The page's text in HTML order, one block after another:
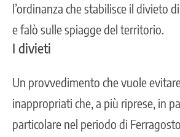
l’ordinanza che stabilisce il divieto
e falò sulle spiagge del territorio.
I divieti
Un provvedimento che vuole
inappropriati che, a più riprese, in
particolare nel periodo di